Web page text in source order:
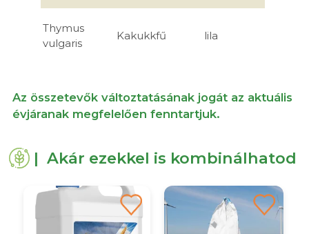
Thymus
vulgaris
Kakukkfű lila
Az összetevők változtatásának jogát az aktuális
évjáranak megfelelően fenntartjuk.
| Akár ezekkel is kombinálhatod